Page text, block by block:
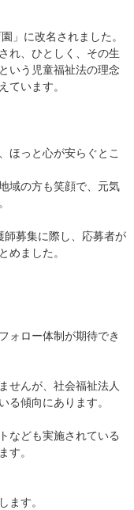
」に改名されました。
れ、ひとしく、その生
いう児童福祉法の理念
ています。
ほっと心が安らぐとこ
域の方も笑顔で、元気
募集に際し、応募者が
めました。
ォロー体制が期待でき
せんが、社会福祉法人
傾向にあります。​
なども実施されている
す。​
ます。​